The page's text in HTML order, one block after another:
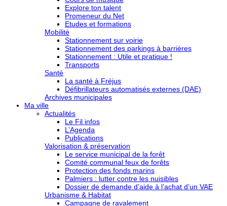
Explore ton talent
Promeneur du Net
Etudes et formations
Mobilité
Stationnement sur voirie
Stationnement des parkings à barrières
Stationnement : Utile et pratique !
Transports
Santé
La santé à Fréjus
Défibrillateurs automatisés externes (DAE)
Archives municipales
Ma ville
Actualités
Le Fil infos
L’Agenda
Publications
Valorisation & préservation
Le service municipal de la forêt
Comité communal feux de forêts
Protection des fonds marins
Palmiers : lutter contre les nuisibles
Dossier de demande d’aide à l’achat d’un VAE
Urbanisme & Habitat
Campagne de ravalement